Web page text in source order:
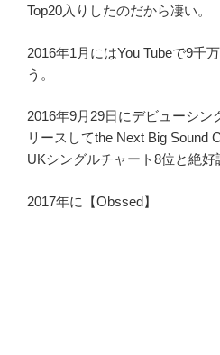
Top20入りしたのだから凄い。
2016年1月にはYou Tubeで9千
う。
2016年9月29日にデビューシン
リースしてthe Next Big Sound
UKシングルチャート8位と絶好
2017年に【Obssed】